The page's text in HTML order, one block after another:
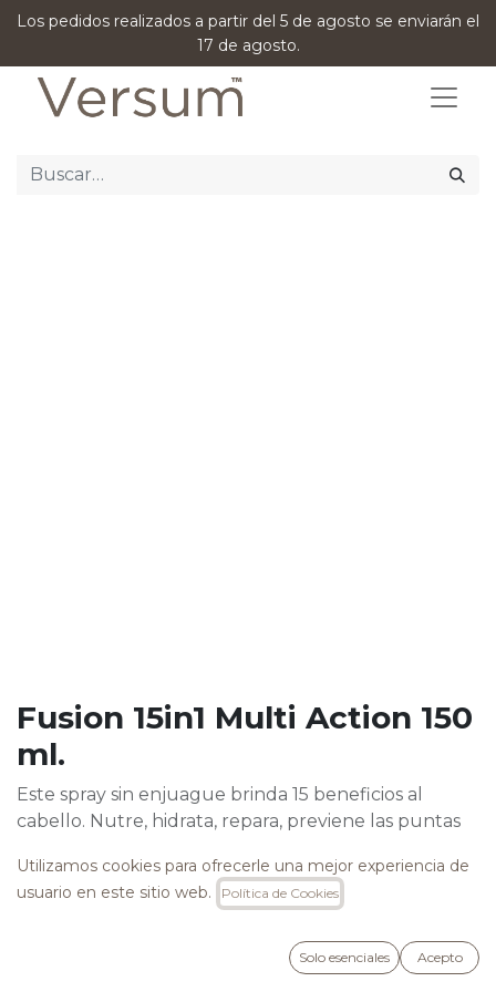
Los pedidos realizados a partir del 5 de agosto se enviarán el
17 de agosto.
Fusion 15in1 Multi Action 150
ml.
Este spray sin enjuague brinda 15 beneficios al
cabello. Nutre, hidrata, repara, previene las puntas
el encrespamiento, aporta volumen, suavidad y
brillo gracias a su formulación a base de Aceite de
Libre se SLS, SLES, Parabenos, Cocamide DEA,
Utilizamos cookies para ofrecerle una mejor experiencia de
usuario en este sitio web.
Política de Cookies
Solo esenciales Acepto